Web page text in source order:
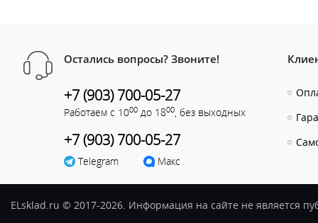
Остались вопросы? Звоните!
+7 (903) 700-05-27
Работаем с 1000 до 1800, без выходных
+7 (903) 700-05-27
Telegram Макс
ELsklad.ru © 2017-2026. Информация на сайте не является